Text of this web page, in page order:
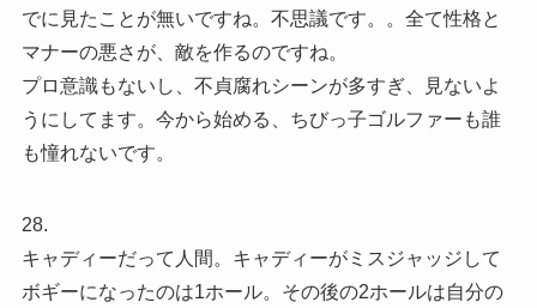
でに見たことが無いですね。不思議です。。全て性格と
マナーの悪さが、敵を作るのですね。
プロ意識もないし、不貞腐れシーンが多すぎ、見ないよ
うにしてます。今から始める、ちびっ子ゴルファーも誰
も憧れないです。
28.
キャディーだって人間。キャディーがミスジャッジして
ボギーになったのは1ホール。その後の2ホールは自分の